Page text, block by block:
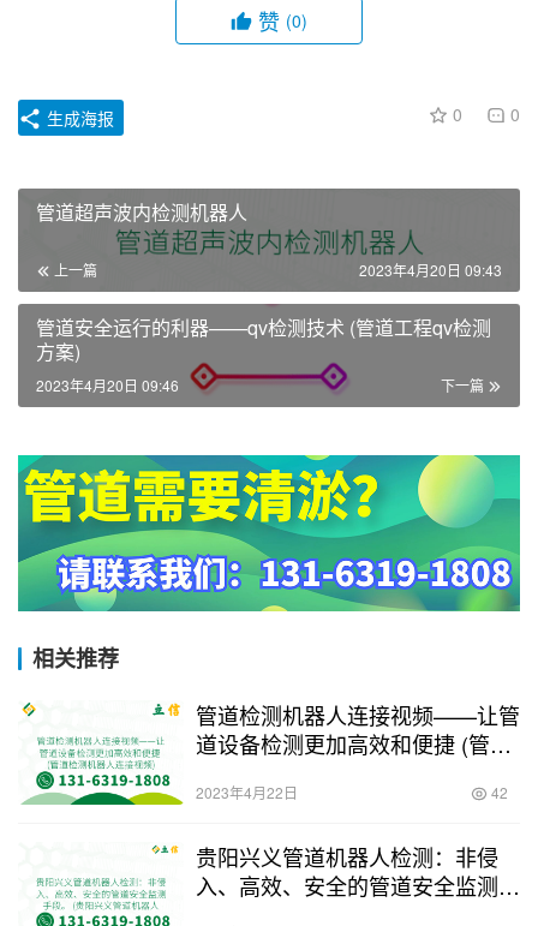
赞 (0)
0 0
生成海报
管道超声波内检测机器人
上一篇 2023年4月20日 09:43
管道安全运行的利器——qv检测技术 (管道工程qv检测
方案)
下一篇
2023年4月20日 09:46
相关推荐
管道检测机器人连接视频——让管
道设备检测更加高效和便捷 (管道
2023年4月22日 42
贵阳兴义管道机器人检测：非侵
入、高效、安全的管道安全监测手